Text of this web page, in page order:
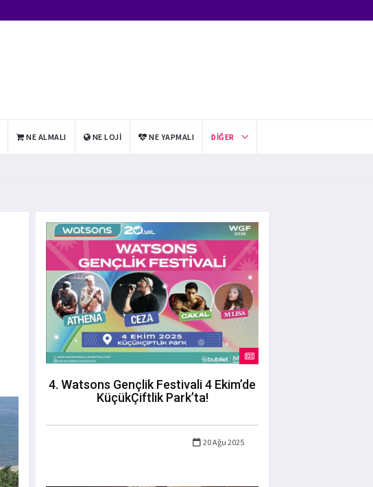
NE ALMALI NE LOJI NE YAPMALI DIĞER
4. Watsons Gençlik Festivali 4 Ekim’de
KüçükÇiftlik Park’ta!
20 Ağu 2025